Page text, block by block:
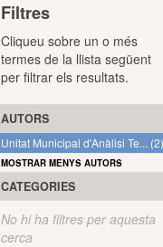
Filtres
Cliqueu sobre un o més
termes de la llista següent
per filtrar els resultats.
AUTORS
Unitat Municipal d'Anàlisi Te... (2)
MOSTRAR MENYS AUTORS
CATEGORIES
No hi ha filtres per aquesta
cerca